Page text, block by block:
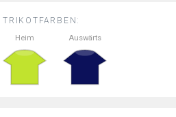
TRIKOTFARBEN:
Heim Auswärts